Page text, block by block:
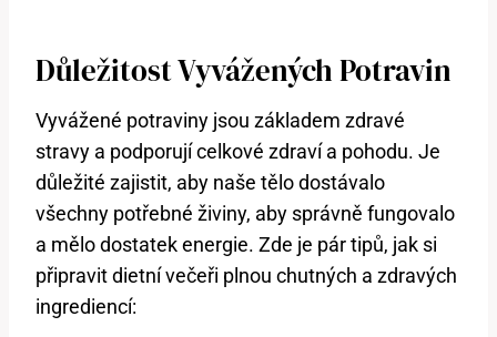
Důležitost Vyvážených Potravin
Vyvážené potraviny jsou základem zdravé
stravy a podporují celkové zdraví a pohodu. Je
důležité zajistit, aby naše tělo dostávalo
všechny potřebné živiny, aby správně fungovalo
a mělo dostatek energie. Zde je pár tipů, jak si
připravit dietní večeři plnou chutných a zdravých
ingrediencí: